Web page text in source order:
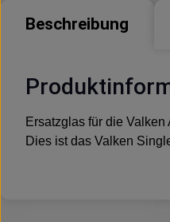
Beschreibung
Ersatzglas für die
Dies ist das Valken